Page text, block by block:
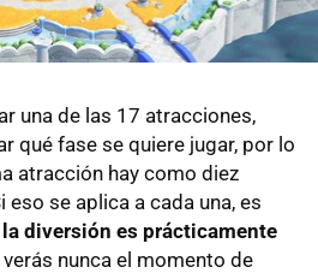
una de las 17 atracciones,
qué fase se quiere jugar, por lo
atracción hay como diez
se aplica a cada una, es
la diversión es prácticamente
verás nunca el momento de